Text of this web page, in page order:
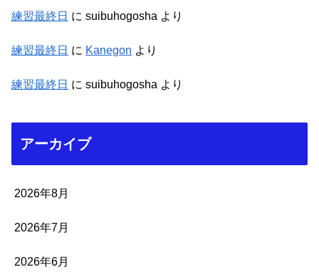
練習最終日 に suibuhogosha より
練習最終日 に Kanegon より
練習最終日 に suibuhogosha より
アーカイブ
2026年8月
2026年7月
2026年6月